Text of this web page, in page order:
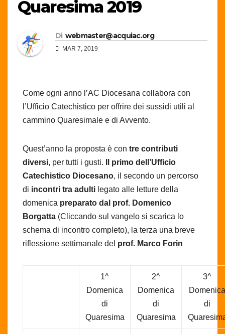
Quaresima 2019
Di webmaster@acquiac.org
MAR 7, 2019
Come ogni anno l’AC Diocesana collabora con
l’Ufficio Catechistico per offrire dei sussidi utili al
cammino Quaresimale e di Avvento.
Quest’anno la proposta è con tre contributi
diversi, per tutti i gusti.
Il primo dell’Ufficio
Catechistico Diocesano, il secondo un percorso
di incontri tra adulti legato alle letture della
domenica preparato dal prof. Domenico
Borgatta (Cliccando sul vangelo si scarica lo
schema di incontro completo), la terza una breve
riflessione settimanale del prof. Marco Forin
1^
Domenica
di
Quaresima
2^
Domenica
di
Quaresima
3^
Domenica
di